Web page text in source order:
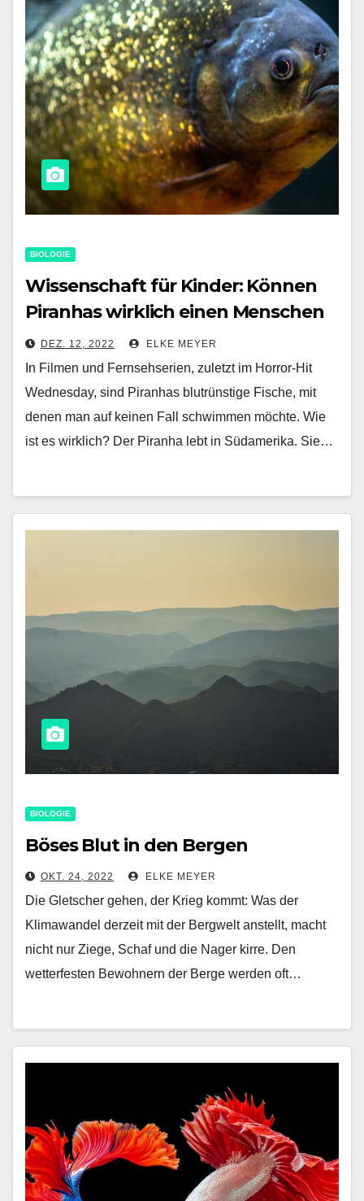
BIOLOGIE
Wissenschaft für Kinder: Können
Piranhas wirklich einen Menschen
töten und ihn bis auf die Knochen
abnagen?
DEZ. 12, 2022 ELKE MEYER
In Filmen und Fernsehserien, zuletzt im Horror-Hit
Wednesday, sind Piranhas blutrünstige Fische, mit
denen man auf keinen Fall schwimmen möchte. Wie
ist es wirklich? Der Piranha lebt in Südamerika. Sie…
BIOLOGIE
Böses Blut in den Bergen
OKT. 24, 2022 ELKE MEYER
Die Gletscher gehen, der Krieg kommt: Was der
Klimawandel derzeit mit der Bergwelt anstellt, macht
nicht nur Ziege, Schaf und die Nager kirre. Den
wetterfesten Bewohnern der Berge werden oft…